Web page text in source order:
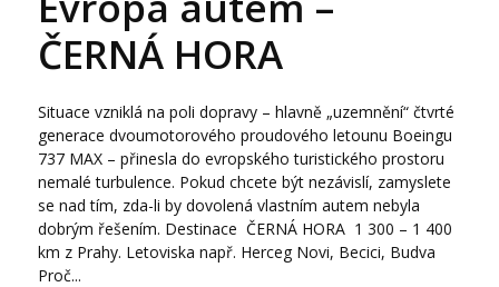
ČERNÁ HORA
Situace vzniklá na poli dopravy – hlavně „uzemnění“ čtvrté
generace dvoumotorového proudového letounu Boeingu
737 MAX – přinesla do evropského turistického prostoru
nemalé turbulence. Pokud chcete být nezávislí, zamyslete
se nad tím, zda-li by dovolená vlastním autem nebyla
dobrým řešením. Destinace ČERNÁ HORA 1 300 – 1 400
km z Prahy. Letoviska např. Herceg Novi, Becici, Budva
Proč...